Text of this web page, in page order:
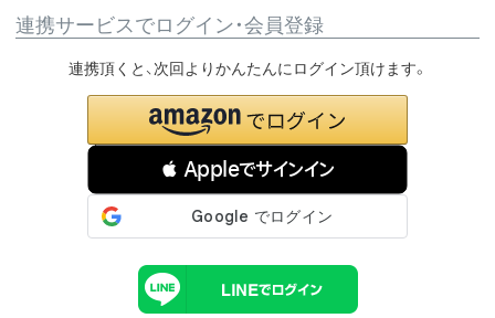
連携サービスでログイン・会員登録
 Appleでサインイン
連携頂くと、次回よりかんたんにログイン頂けます。